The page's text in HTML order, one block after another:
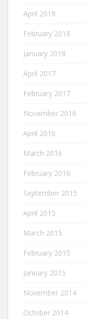
April 2018
February 2018
January 2018
April 2017
February 2017
November 2016
April 2016
March 2016
February 2016
September 2015
April 2015
March 2015
February 2015
January 2015
November 2014
October 2014